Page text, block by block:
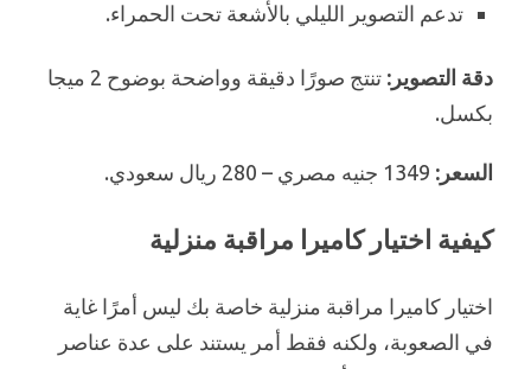
تدعم التصوير الليلي بالأشعة تحت الحمراء.
دقة التصوير:
تنتج صورًا دقيقة وواضحة بوضوح 2 ميجا
بكسل.
السعر:
كيفية اختيار كاميرا مراقبة منزلية
اختيار كاميرا مراقبة منزلية خاصة بك ليس أمرًا غاية
في الصعوبة، ولكنه فقط أمر يستند على عدة عناصر